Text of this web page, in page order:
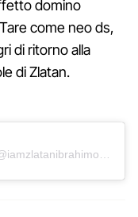
domino
come neo ds,
di ritorno alla
di Zlatan.